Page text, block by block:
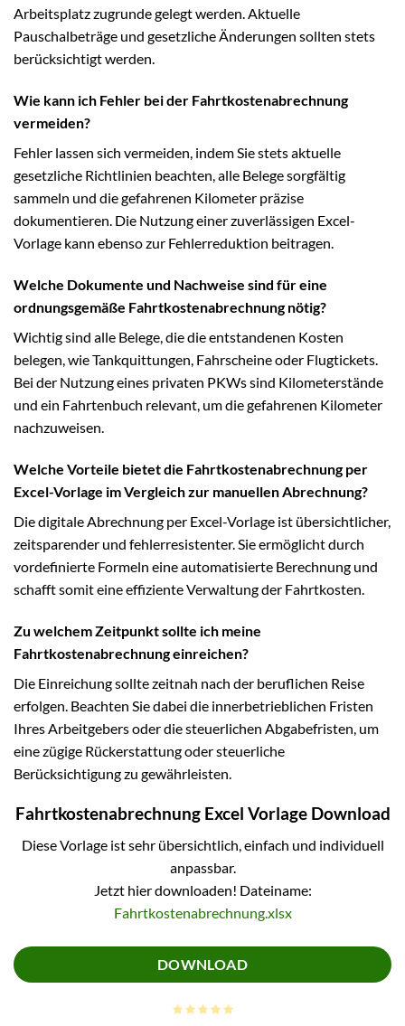
Arbeitsplatz zugrunde gelegt werden. Aktuelle
Pauschalbeträge und gesetzliche Änderungen sollten stets
berücksichtigt werden.
Wie kann ich Fehler bei der Fahrtkostenabrechnung
vermeiden?
Fehler lassen sich vermeiden, indem Sie stets aktuelle
gesetzliche Richtlinien beachten, alle Belege sorgfältig
sammeln und die gefahrenen Kilometer präzise
dokumentieren. Die Nutzung einer zuverlässigen Excel-
Vorlage kann ebenso zur Fehlerreduktion beitragen.
Welche Dokumente und Nachweise sind für eine
ordnungsgemäße Fahrtkostenabrechnung nötig?
Wichtig sind alle Belege, die die entstandenen Kosten
belegen, wie Tankquittungen, Fahrscheine oder Flugtickets.
Bei der Nutzung eines privaten PKWs sind Kilometerstände
und ein Fahrtenbuch relevant, um die gefahrenen Kilometer
nachzuweisen.
Welche Vorteile bietet die Fahrtkostenabrechnung per
Excel-Vorlage im Vergleich zur manuellen Abrechnung?
Die digitale Abrechnung per Excel-Vorlage ist übersichtlicher,
zeitsparender und fehlerresistenter. Sie ermöglicht durch
vordefinierte Formeln eine automatisierte Berechnung und
schafft somit eine effiziente Verwaltung der Fahrtkosten.
Zu welchem Zeitpunkt sollte ich meine
Fahrtkostenabrechnung einreichen?
Die Einreichung sollte zeitnah nach der beruflichen Reise
erfolgen. Beachten Sie dabei die innerbetrieblichen Fristen
Ihres Arbeitgebers oder die steuerlichen Abgabefristen, um
eine zügige Rückerstattung oder steuerliche
Berücksichtigung zu gewährleisten.
Fahrtkostenabrechnung Excel Vorlage Download
Diese Vorlage ist sehr übersichtlich, einfach und individuell
anpassbar.
Jetzt hier downloaden! Dateiname:
Fahrtkostenabrechnung.xlsx
DOWNLOAD